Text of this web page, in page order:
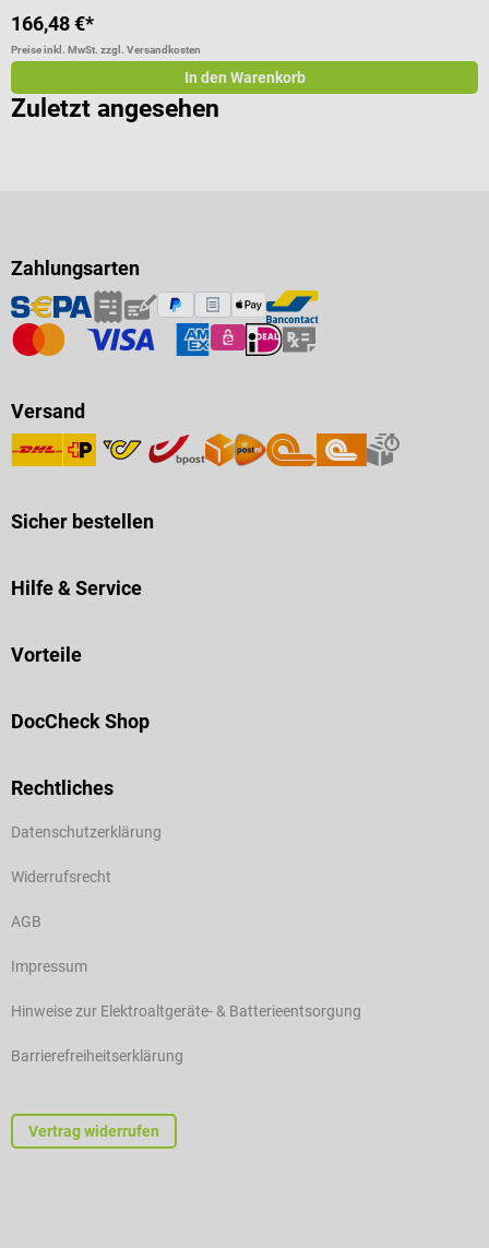
166,48 €*
Preise inkl. MwSt. zzgl. Versandkosten
In den Warenkorb
Zuletzt angesehen
Zahlungsarten
Versand
Sicher bestellen
Hilfe & Service
Vorteile
DocCheck Shop
Rechtliches
Datenschutzerklärung
Widerrufsrecht
AGB
Impressum
Hinweise zur Elektroaltgeräte- & Batterieentsorgung
Barrierefreiheitserklärung
Vertrag widerrufen